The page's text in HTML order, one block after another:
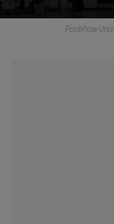
Pontificia